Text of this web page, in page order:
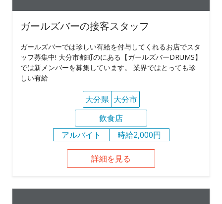
ガールズバーの接客スタッフ
ガールズバーでは珍しい有給を付与してくれるお店でスタ
ッフ募集中! 大分市都町のにある【ガールズバーDRUMS】
では新メンバーを募集しています。 業界ではとっても珍
しい有給
大分県 大分市
飲食店
アルバイト
時給2,000円
詳細を見る